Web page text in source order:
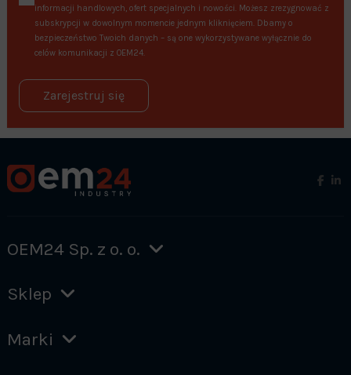
informacji handlowych, ofert specjalnych i nowości. Możesz zrezygnować z
subskrypcji w dowolnym momencie jednym kliknięciem. Dbamy o
bezpieczeństwo Twoich danych – są one wykorzystywane wyłącznie do
celów komunikacji z OEM24.
Zarejestruj się
OEM24 Sp. z o. o.
Sklep
Marki